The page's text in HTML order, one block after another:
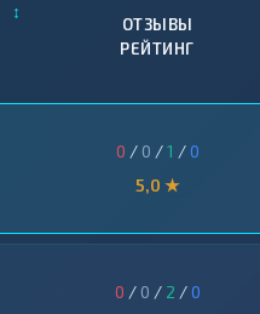
↕
ОТЗЫВЫ
РЕЙТИНГ
0 / 0 /1 /0
5,0 ★
0 / 0 / 2 /0